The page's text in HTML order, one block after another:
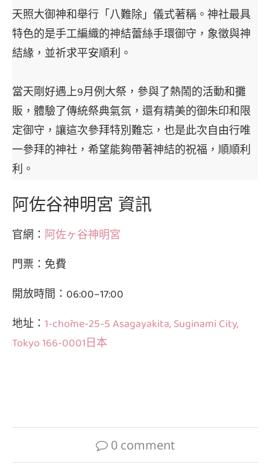
天照大御神和舉行「八難除」儀式著稱。神社最具
特色的是手工編織的神結蕾絲手環御守，象徵與神
結緣，並祈求平安順利。
當天剛好遇上9月例大祭，參與了熱鬧的活動和攤
販，體驗了傳統祭典氣氛，還有精美的御朱印和限
定御守，讓這次參拜特別難忘，也是此次自由行唯
一參拜的神社，希望能夠帶著神結的祝福，順順利
利。
阿佐谷神明宮 資訊
官網： 阿佐ヶ谷神明宮
門票：免費
開放時間：06:00–17:00
地址： 1-chōme-25-5 Asagayakita, Suginami City,
Tokyo 166-0001日本
0 comment